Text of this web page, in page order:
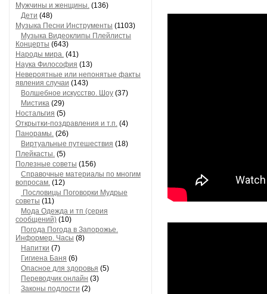
Мужчины и женщины. (136)
Дети (48)
Музыка Песни Инструменты (1103)
Музыка Видеоклипы Плейлисты
Концерты (643)
Народы мира. (41)
Наука Философия (13)
Невероятные или непонятые факты
явления случаи (143)
Волшебное искусство. Шоу (37)
Мистика (29)
Ностальгия (5)
Открытки-поздравления и т.п. (4)
Панорамы. (26)
Виртуальные путешествия (18)
Плейкасты. (5)
Полезные советы (156)
Справочные материалы по многим
вопросам. (12)
Пословицы Поговорки Мудрые
советы (11)
Мода Одежда и тп (серия
сообщений) (10)
Погода Погода в Запорожье.
Информер. Часы (8)
Напитки (7)
Гигиена Баня (6)
Опасное для здоровья (5)
Переводчик онлайн (3)
Законы подлости (2)